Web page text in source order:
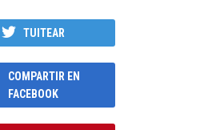
TUITEAR
COMPARTIR EN
FACEBOOK